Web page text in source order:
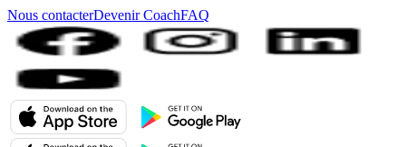
Nous contacterDevenir CoachFAQ